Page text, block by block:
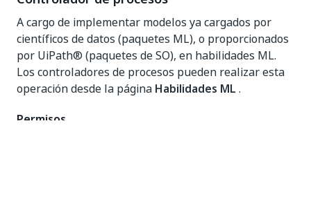
A cargo de implementar modelos ya cargados por
científicos de datos (paquetes ML), o proporcionados
por UiPath® (paquetes de SO), en habilidades ML.
Los controladores de procesos pueden realizar esta
operación desde la página Habilidades ML .
Permisos